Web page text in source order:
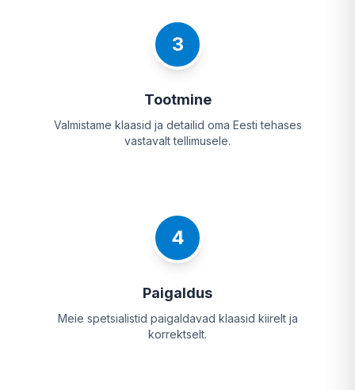
3
Tootmine
Valmistame klaasid ja detailid oma Eesti tehases
vastavalt tellimusele.
4
Paigaldus
Meie spetsialistid paigaldavad klaasid kiirelt ja
korrektselt.